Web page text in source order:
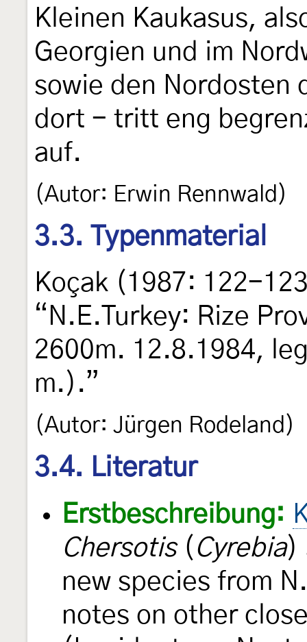
Kleinen Kaukasus,
Georgien und im
sowie den Nordosten
dort - tritt eng
auf.
(Autor: Erwin Rennwald)
3.3. Typenmaterial
Koçak (1987: 122-
“N.E.Turkey: Rize
2600m. 12.8.1984,
m.).”
(Autor: Jürgen Rodeland)
3.4. Literatur
Erstbeschreibung:
Chersotis( Cyrebia)
new species from
notes on other